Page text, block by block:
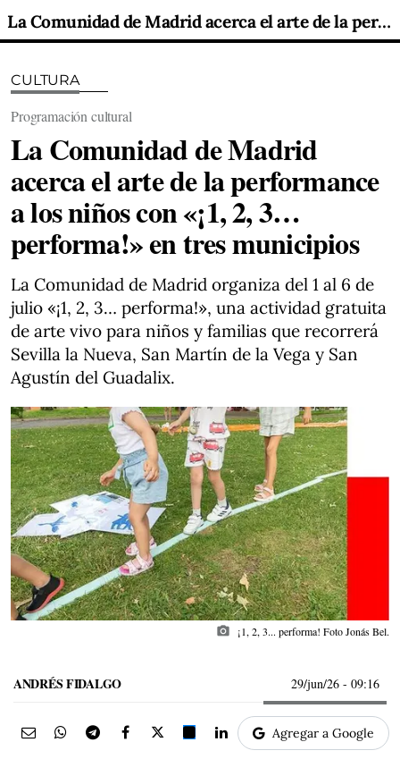
La Comunidad de Madrid acerca el arte de la performance a los niños con «¡1, 2, 3… performa!» en tres municipios
CULTURA
Programación cultural
La Comunidad de Madrid
acerca el arte de la performance
a los niños con «¡1, 2, 3…
performa!» en tres municipios
La Comunidad de Madrid organiza del 1 al 6 de
julio «¡1, 2, 3… performa!», una actividad gratuita
de arte vivo para niños y familias que recorrerá
Sevilla la Nueva, San Martín de la Vega y San
Agustín del Guadalix.
photo_camera ¡1, 2, 3... performa! Foto Jonás Bel.
ANDRÉS FIDALGO 29/jun/26 - 09:16
Agregar a Google